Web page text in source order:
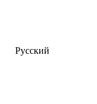
Русский